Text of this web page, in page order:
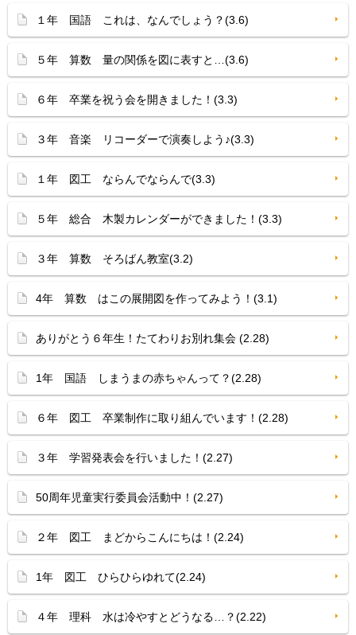
１年 国語 これは、なんでしょう？(3.6)
５年 算数 量の関係を図に表すと…(3.6)
６年 卒業を祝う会を開きました！(3.3)
３年 音楽 リコーダーで演奏しよう♪(3.3)
１年 図工 ならんでならんで(3.3)
５年 総合 木製カレンダーができました！(3.3)
３年 算数 そろばん教室(3.2)
4年 算数 はこの展開図を作ってみよう！(3.1)
ありがとう６年生！たてわりお別れ集会 (2.28)
1年 国語 しまうまの赤ちゃんって？(2.28)
６年 図工 卒業制作に取り組んでいます！(2.28)
３年 学習発表会を行いました！(2.27)
50周年児童実行委員会活動中！(2.27)
２年 図工 まどからこんにちは！(2.24)
1年 図工 ひらひらゆれて(2.24)
４年 理科 水は冷やすとどうなる…？(2.22)